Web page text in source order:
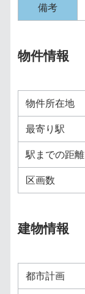
備考
物件情報
物件所在地
最寄り駅
駅までの距離
区画数
建物情報
都市計画